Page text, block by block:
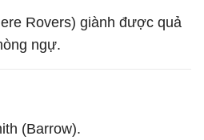
Rovers) giành được quả
ngự.
(Barrow).